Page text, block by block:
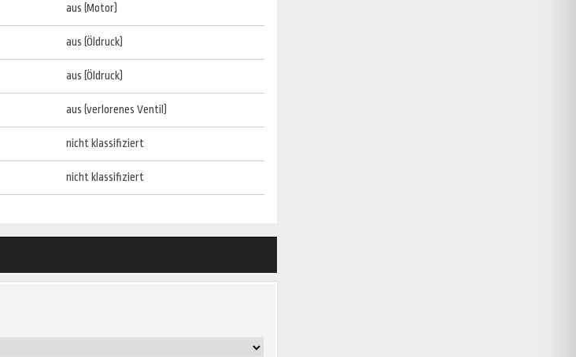
aus (Motor)
aus (Öldruck)
aus (Öldruck)
aus (verlorenes Ventil)
nicht klassifiziert
nicht klassifiziert